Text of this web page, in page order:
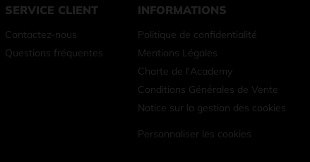
SERVICE CLIENT
Contactez-nous
Questions fréquentes
INFORMATIONS
Politique de confidentialité
Mentions Légales
Charte de l'Academy
Conditions Générales de Vente
Notice sur la gestion des cookies
Personnaliser les cookies